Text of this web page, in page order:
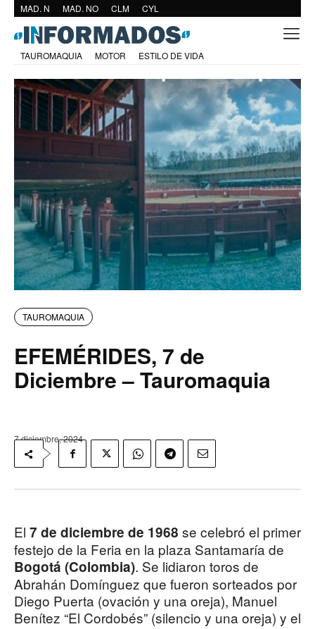
MAD. N MAD. NO CLM CYL
TAUROMAQUIA MOTOR ESTILO DE VIDA
TAUROMAQUIA
EFEMÉRIDES, 7 de
Diciembre – Tauromaquia
7 diciembre, 2024
El 7 de diciembre de 1968 se celebró el primer
festejo de la Feria en la plaza Santamaría de
Bogotá (Colombia). Se lidiaron toros de
Abrahán Domínguez que fueron sorteados por
Diego Puerta (ovación y una oreja), Manuel
Benítez “El Cordobés” (silencio y una oreja) y el